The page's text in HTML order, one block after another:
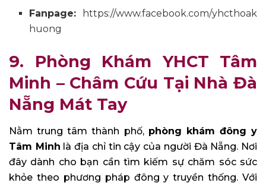
Fanpage:
https://www.facebook.com/yhcthoak
huong
9. Phòng Khám YHCT Tâm
Minh – Châm Cứu Tại Nhà Đà
Nẵng Mát Tay
Nằm trung tâm thành phố, phòng khám đông y
Tâm Minh là địa chỉ tin cậy của người Đà Nẵng. Nơi
đây dành cho bạn cần tìm kiếm sự chăm sóc sức
khỏe theo phương pháp đông y truyền thống. Với